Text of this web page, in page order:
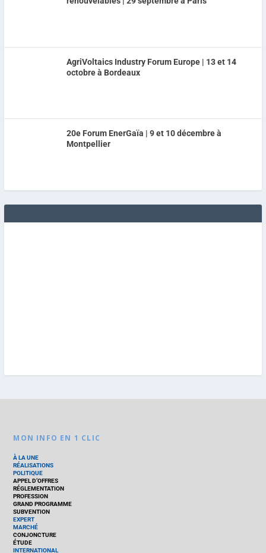
AgriVoltaics Industry Forum Europe | 13 et 14
octobre à Bordeaux
20e Forum EnerGaïa | 9 et 10 décembre à
Montpellier
MON INFO EN 1 CLIC
À LA UNE
RÉALISATIONS
POLITIQUE
APPEL D’OFFRES
RÉGLEMENTATION
PROFESSION
GRAND PROGRAMME
SUBVENTION
EXPERT
MARCHÉ
CONJONCTURE
ÉTUDE
INTERNATIONAL